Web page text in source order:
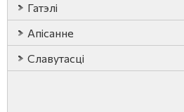
Гатэлі
Апісанне
Славутасці